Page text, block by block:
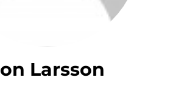
Jon Larsson